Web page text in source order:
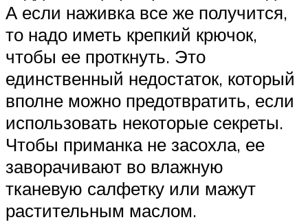
А если наживка все же получится,
то надо иметь крепкий крючок,
чтобы ее проткнуть. Это
единственный недостаток, который
вполне можно предотвратить, если
использовать некоторые секреты.
Чтобы приманка не засохла, ее
заворачивают во влажную
тканевую салфетку или мажут
растительным маслом.